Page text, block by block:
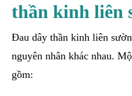
thần kinh liên
Đau dây thần kinh liên
nguyên nhân khác nhau.
gồm: